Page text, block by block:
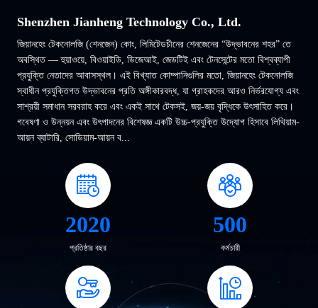
Shenzhen Jianheng Technology Co., Ltd.
জিয়ানহেং টেকনোলজি (শেনজেন) কোং, লিমিটেডচীনের শেনজেনের “উদ্ভাবনের শহর” তে
অবস্থিত — হুয়াওয়ে, বিওয়াইডি, ডিজেআই, জেডটিই এবং টেনসেন্টের মতো বিশ্বব্যাপী
প্রযুক্তি নেতাদের আবাসস্থল। এই বিখ্যাত কোম্পানিগুলির মতো, জিয়ানহেং টেকনোলজি
স্বাধীন প্রযুক্তিগত উদ্ভাবনের প্রতি অঙ্গীকারবদ্ধ, যা গ্রাহকদের আরও নির্ভরযোগ্য এবং
সাশ্রয়ী সমাধান সরবরাহ করে এবং একই সাথে টেকসই, জয়-জয় বৃদ্ধিকে উৎসাহিত করে।
গবেষণা ও উন্নয়ন এবং উৎপাদনের বিশেষজ্ঞ একটি উচ্চ-প্রযুক্তি উদ্যোগ হিসাবে লিথিয়াম-
আয়ন ব্যাটারি, সোডিয়াম-আয়ন ব...
2020
প্রতিষ্ঠার বছর
500
কর্মচারী